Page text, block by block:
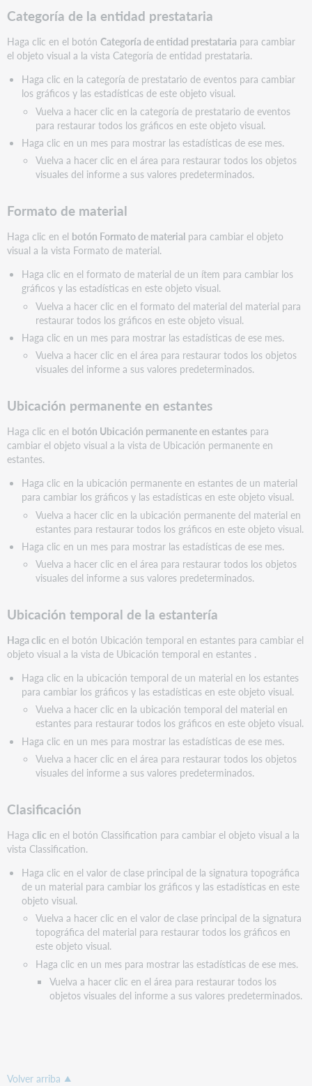
Categoría de la entidad prestataria
Haga clic en el botónCategoría de entidad prestataria para cambiar
el objeto visual a la vista Categoría de entidad prestataria.
Haga clic en la categoría de prestatario de eventos para cambiar
los gráficos y las estadísticas de este objeto visual.
Vuelva a hacer clic en la categoría de prestatario de eventos
para restaurar todos los gráficos en este objeto visual.
Haga clic en un mes para mostrar las estadísticas de ese mes.
Vuelva a hacer clic en el área para restaurar todos los objetos
visuales del informe a sus valores predeterminados.
Formato de material
Haga clic en el botón Formato de material para cambiar el objeto
visual a la vista Formato de material.
Haga clic en el formato de material de un ítem para cambiar los
gráficos y las estadísticas en este objeto visual.
Vuelva a hacer clic en el formato del material del material para
restaurar todos los gráficos en este objeto visual.
Haga clic en un mes para mostrar las estadísticas de ese mes.
Vuelva a hacer clic en el área para restaurar todos los objetos
visuales del informe a sus valores predeterminados.
Ubicación permanente en estantes
Haga clic en el botón Ubicación permanente en estantes para
cambiar el objeto visual a la vista de Ubicación permanente en
estantes.
Haga clic en la ubicación permanente en estantes de un material
para cambiar los gráficos y las estadísticas en este objeto visual.
Vuelva a hacer clic en la ubicación permanente del material en
estantes para restaurar todos los gráficos en este objeto visual.
Haga clic en un mes para mostrar las estadísticas de ese mes.
Vuelva a hacer clic en el área para restaurar todos los objetos
visuales del informe a sus valores predeterminados.
Ubicación temporal de la estantería
Haga clic en el botón Ubicación temporal en estantes para cambiar el
objeto visual a la vista de Ubicación temporal en estantes .
Haga clic en la ubicación temporal de un material en los estantes
para cambiar los gráficos y las estadísticas en este objeto visual.
Vuelva a hacer clic en la ubicación temporal del material en
estantes para restaurar todos los gráficos en este objeto visual.
Haga clic en un mes para mostrar las estadísticas de ese mes.
Vuelva a hacer clic en el área para restaurar todos los objetos
visuales del informe a sus valores predeterminados.
Clasificación
Hagaclic en el botón Classification para cambiar el objeto visual a la
vista Classification.
Haga clic en el valor de clase principal de la signatura topográfica
de un material para cambiar los gráficos y las estadísticas en este
objeto visual.
Vuelva a hacer clic en el valor de clase principal de la signatura
topográfica del material para restaurar todos los gráficos en
este objeto visual.
Haga clic en un mes para mostrar las estadísticas de ese mes.
Vuelva a hacer clic en el área para restaurar todos los
objetos visuales del informe a sus valores predeterminados.
Volver arriba